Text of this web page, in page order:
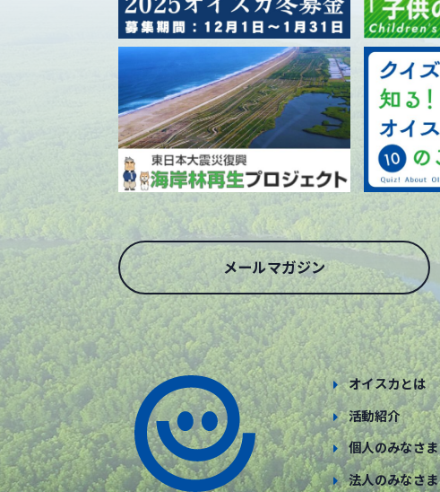
メールマガジン
オイスカとは
活動紹介
個人のみなさま
法人のみなさま